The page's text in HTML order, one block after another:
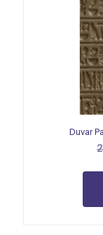
Duvar